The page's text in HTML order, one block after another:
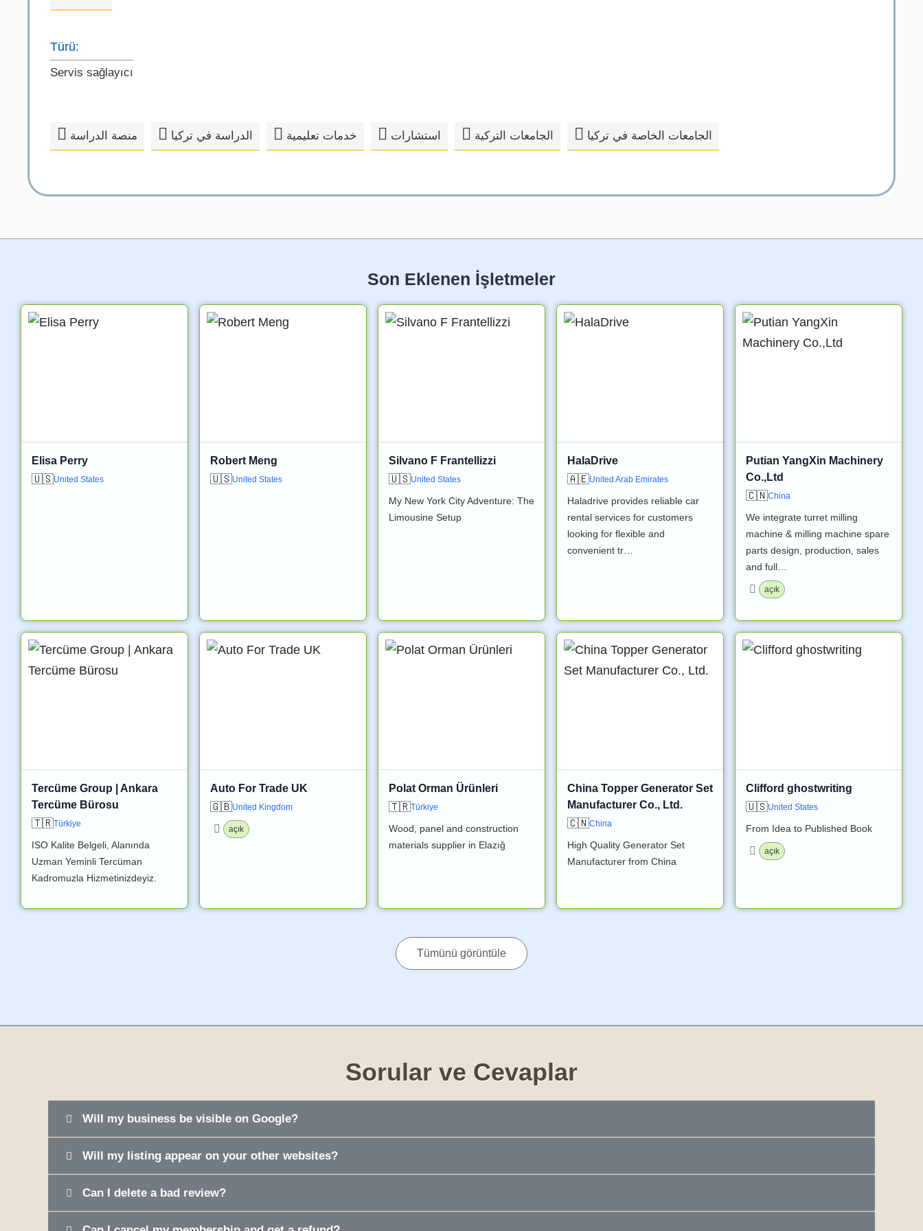
Türü:
Servis sağlayıcı
منصة الدراسة الدراسة في تركيا خدمات تعليمية استشارات الجامعات التركية الجامعات الخاصة في تركيا
Son Eklenen İşletmeler
Elisa Perry
🇺🇸United States
Robert Meng
🇺🇸United States
Silvano F Frantellizzi
🇺🇸United States
My New York City Adventure: The
Limousine Setup
HalaDrive
🇦🇪United Arab Emirates
Haladrive provides reliable car
rental services for customers
looking for flexible and
convenient tr…
Putian YangXin Machinery
Co.,Ltd
🇨🇳China
We integrate turret milling
machine & milling machine spare
parts design, production, sales
and full…
açık
Tercüme Group | Ankara
Tercüme Bürosu
🇹🇷Türkiye
ISO Kalite Belgeli, Alanında
Uzman Yeminli Tercüman
Kadromuzla Hizmetinizdeyiz.
Auto For Trade UK
🇬🇧United Kingdom
açık
Polat Orman Ürünleri
🇹🇷Türkiye
Wood, panel and construction
materials supplier in Elazığ
China Topper Generator Set
Manufacturer Co., Ltd.
🇨🇳China
High Quality Generator Set
Manufacturer from China
Clifford ghostwriting
🇺🇸United States
From Idea to Published Book
açık
Tümünü görüntüle
Sorular ve Cevaplar
Will my business be visible on Google?
Will my listing appear on your other websites?
Can I delete a bad review?